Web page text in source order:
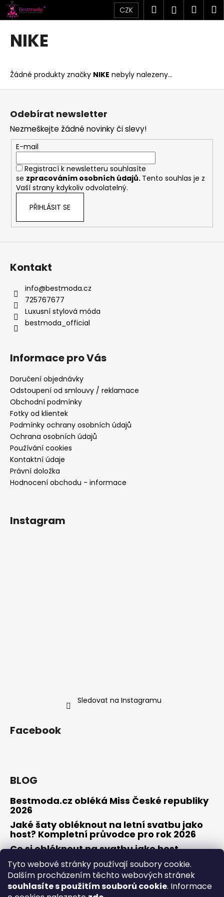
Tyto webové stránky používají soubory cookie.
Dalším procházením těchto webových stránek
souhlasíte s použitím souborů cookie. Informace
Přejít
na
obsah
CZK Hledat
NIKE
Žádné produkty značky NIKE nebyly nalezeny...
K
o
o
p
o
t
ř
e
b
e
n
í
t
?
D
o
p
o
r
u
č
u
j
e
Z
Odebírat newsletter
Nezmeškejte žádné novinky či slevy!
E-mail
Registrací k newsletteru souhlasíte
se zpracováním osobních údajů. Tento souhlas je z
Vaší strany kdykoliv odvolatelný.
PŘIHLÁSIT SE
Kontakt
info@bestmoda.cz
725767677
Luxusní stylová móda
bestmoda_official
Informace pro Vás
Doručení objednávky
Odstoupení od smlouvy / reklamace
Obchodní podmínky
Fotky od klientek
Podmínky ochrany osobních údajů
Ochrana osobních údajů
Používání cookies
Kontaktní údaje
Právní doložka
Hodnocení obchodu - informace
Instagram
Sledovat na Instagramu
Facebook
BLOG
Bestmoda.cz obléká Miss České republiky
2026
Jaké šaty obléknout na letní svatbu jako
host? Kompletní průvodce pro rok 2026
Co si obléknout na svatbu jako host
Osobní konzultace / zkouška šatů
Obchodní podmínky